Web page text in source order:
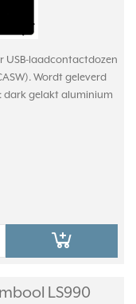
USB-laadcontactdozen
Wordt geleverd
dark gelakt aluminium
LS990